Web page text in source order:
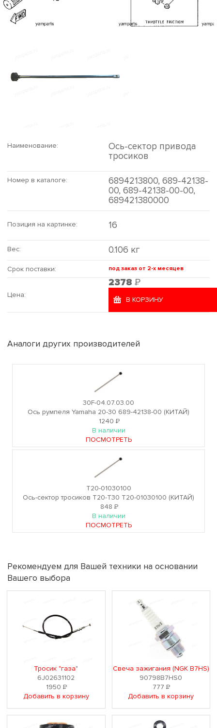
Наименование:
Ось-сектор привода
тросиков
Номер в каталоге:
6894213800, 689-42138-
00, 689-42138-00-00,
689421380000
Позиция на картинке: 16
Вес: 0.106 кг
Срок поставки: под заказ от 2-х месяцев
Цена:
2378 Р
В КОРЗИНУ
Аналоги других производителей
30F-04.07.03.00
Ось румпеля Yamaha 20-30 689-42138-00 (КИТАЙ)
1240 Р
В наличии
ПОСМОТРЕТЬ
T20-01030100
Ось-сектор тросиков T20-T30 T20-01030100 (КИТАЙ)
848 Р
В наличии
ПОСМОТРЕТЬ
Рекомендуем для Вашей техники на основании
Вашего выбора
Тросик "газа"
6J02631102
1950Р
Добавить в корзину
Свеча зажигания (NGK B7HS)
90798B7HS0
777Р
Добавить в корзину